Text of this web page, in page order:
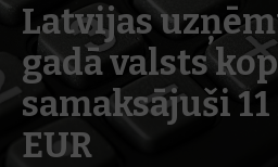
Latvijas
gadā valsts
samaksājuši
EUR